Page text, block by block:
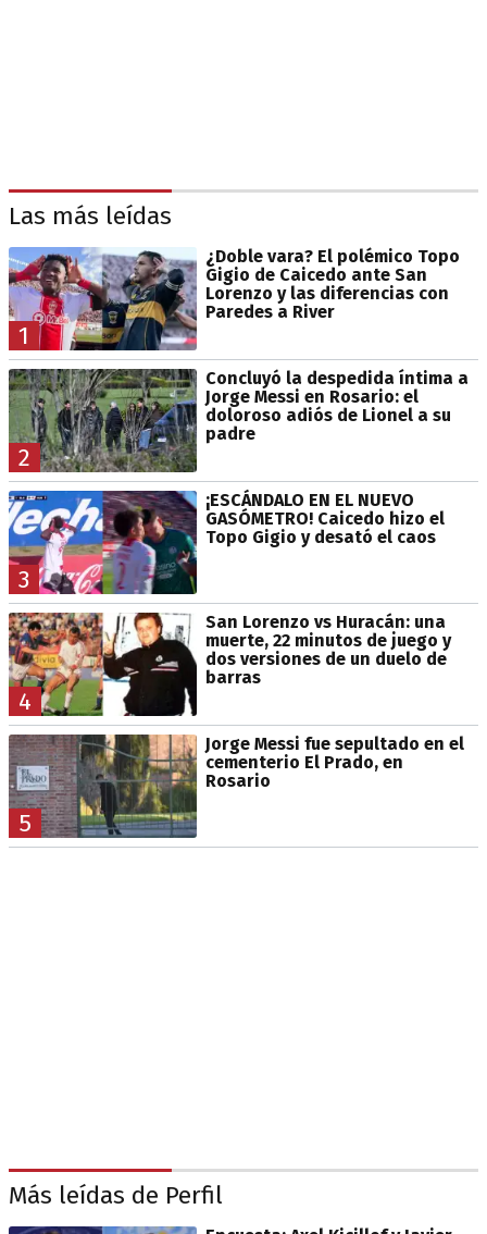
Las más leídas
1
¿Doble vara? El polémico Topo
Gigio de Caicedo ante San
Lorenzo y las diferencias con
Paredes a River
2
Concluyó la despedida íntima a
Jorge Messi en Rosario: el
doloroso adiós de Lionel a su
padre
3
¡ESCÁNDALO EN EL NUEVO
GASÓMETRO! Caicedo hizo el
Topo Gigio y desató el caos
4
San Lorenzo vs Huracán: una
muerte, 22 minutos de juego y
dos versiones de un duelo de
barras
5
Jorge Messi fue sepultado en el
cementerio El Prado, en
Rosario
Más leídas de Perfil